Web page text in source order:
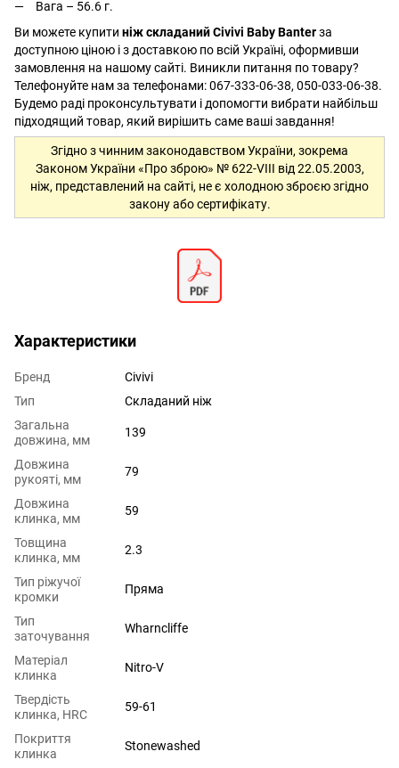
Вага – 56.6 г.
Ви можете купити ніж складаний Civivi Baby Banterза
доступною ціною і з доставкою по всій Україні, оформивши
замовлення на нашому сайті. Виникли питання по товару?
Телефонуйте нам за телефонами: 067-333-06-38, 050-033-06-38.
Будемо раді проконсультувати і допомогти вибрати найбільш
підходящий товар, який вирішить саме ваші завдання!
Згідно з чинним законодавством України, зокрема
Законом України «Про зброю» № 622-VIII від 22.05.2003,
ніж, представлений на сайті, не є холодною зброєю згідно
закону або сертифікату.
Характеристики
Бренд
Civivi
Тип
Складаний ніж
Загальна
довжина, мм
139
Довжина
рукояті, мм
79
Довжина
клинка, мм
59
Товщина
клинка, мм
2.3
Тип ріжучої
кромки
Пряма
Тип
заточування
Wharncliffe
Матеріал
клинка
Nitro-V
Твердість
клинка, HRC
59-61
Покриття
клинка
Stonewashed